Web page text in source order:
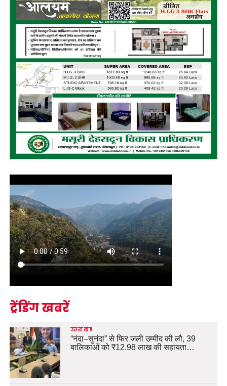
ट्रेंडिंग खबरें
उत्तराखंड
“नंदा–सुनंदा” से फिर जली उम्मीद की लौ, 39
बालिकाओं को ₹12.98 लाख की सहायता…